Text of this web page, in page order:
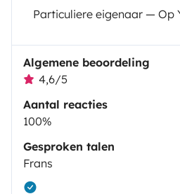
Particuliere eigenaar — Op
Algemene beoordeling
4,6/5
Aantal reacties
100%
Gesproken talen
Frans